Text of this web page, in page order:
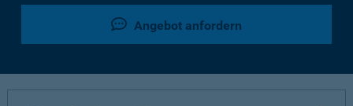
Angebot anfordern